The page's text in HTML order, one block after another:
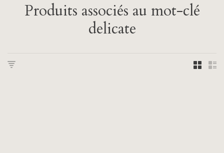
Produits associés au mot-clé
delicate